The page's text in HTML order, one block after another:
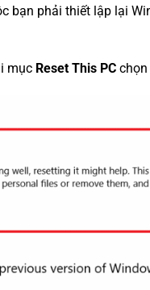
bạn phải thiết lập lại
mục Reset This PC chọn